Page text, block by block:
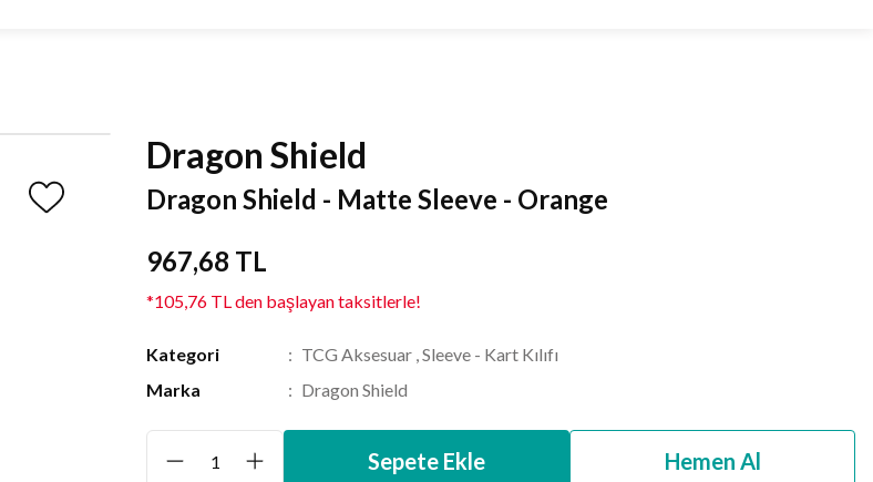
Dragon Shield
Dragon Shield - Matte Sleeve - Orange
967,68 TL
*105,76 TL den başlayan taksitlerle!
Kategori TCG Aksesuar ,Sleeve - Kart Kılıfı
Marka
Dragon Shield
Sepete Ekle Hemen Al